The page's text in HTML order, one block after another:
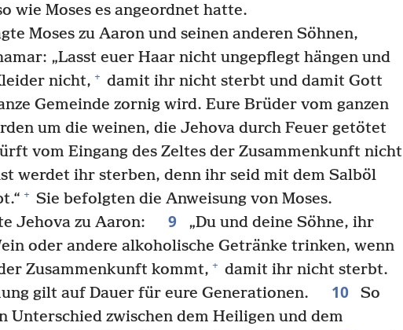
wie Moses es angeordnet hatte.
Moses zu Aaron und seinen anderen Söhnen,
„Lasst euer Haar nicht ungepflegt hängen und
nicht, + damit ihr nicht sterbt und damit Gott
Gemeinde zornig wird. Eure Brüder vom ganzen
um die weinen, die Jehova durch Feuer getötet
vom Eingang des Zeltes der Zusammenkunft nicht
werdet ihr sterben, denn ihr seid mit dem Salböl
+ Sie befolgten die Anweisung von Moses.
Jehova zu Aaron: 9
„Du und deine Söhne, ihr
oder andere alkoholische Getränke trinken, wenn
Zusammenkunft kommt, + damit ihr nicht sterbt.
gilt auf Dauer für eure Generationen.
10
So
Unterschied zwischen dem Heiligen und dem